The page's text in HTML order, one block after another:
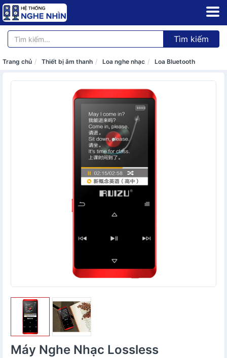
Tìm kiếm
Trang chủ Thiết bị âm thanh Loa nghe nhạc Loa Bluetooth
Máy Nghe Nhạc Lossless